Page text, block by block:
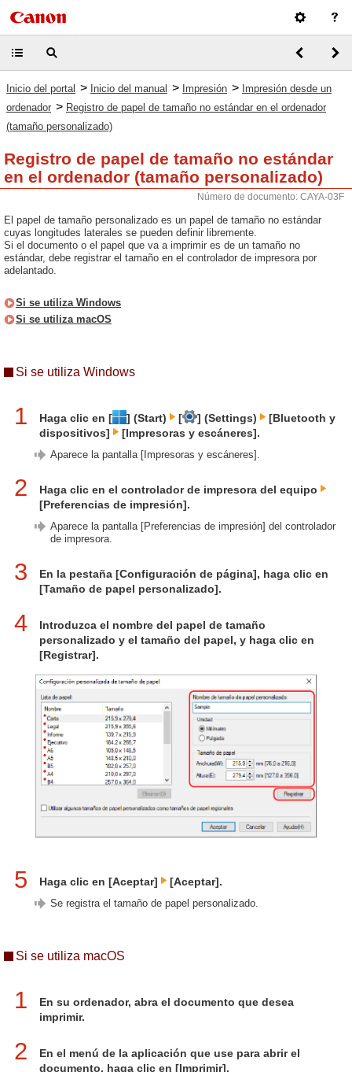
Inicio del portal > Inicio del manual > Impresión > Impresión desde un
ordenador > Registro de papel de tamaño no estándar en el ordenador
(tamaño personalizado)
Registro de papel de tamaño no estándar
en el ordenador (tamaño personalizado)
Número de documento: CAYA-03F
El papel de tamaño personalizado es un papel de tamaño no estándar
cuyas longitudes laterales se pueden definir libremente.
Si el documento o el papel que va a imprimir es de un tamaño no
estándar, debe registrar el tamaño en el controlador de impresora por
adelantado.
Si se utiliza Windows
Si se utiliza macOS
Si se utiliza Windows
1 Haga clic en [ ] (Start) [ ] (Settings)
[Bluetooth y
dispositivos]
[Impresoras y escáneres].
Aparece la pantalla [Impresoras y escáneres].
2
Haga clic en el controlador de impresora del equipo
[Preferencias de impresión].
Aparece la pantalla [Preferencias de impresión] del controlador
de impresora.
3
En la pestaña [Configuración de página], haga clic en
[Tamaño de papel personalizado].
4
Introduzca el nombre del papel de tamaño
personalizado y el tamaño del papel, y haga clic en
[Registrar].
5 Haga clic en [Aceptar] [Aceptar].
Se registra el tamaño de papel personalizado.
Si se utiliza macOS
1
En su ordenador, abra el documento que desea
imprimir.
2
En el menú de la aplicación que use para abrir el
documento, haga clic en [Imprimir].